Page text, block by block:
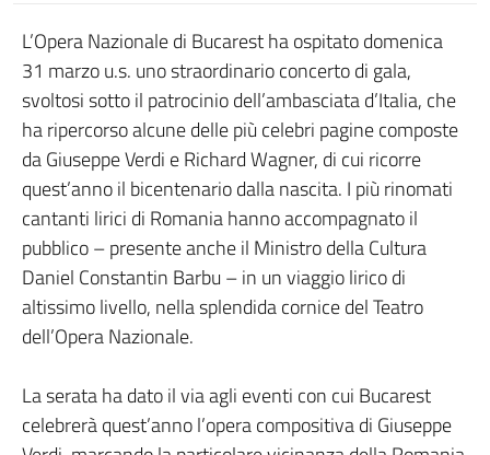
L’Opera Nazionale di Bucarest ha ospitato domenica
31 marzo u.s. uno straordinario concerto di gala,
svoltosi sotto il patrocinio dell’ambasciata d’Italia, che
ha ripercorso alcune delle più celebri pagine composte
da Giuseppe Verdi e Richard Wagner, di cui ricorre
quest’anno il bicentenario dalla nascita. I più rinomati
cantanti lirici di Romania hanno accompagnato il
pubblico – presente anche il Ministro della Cultura
Daniel Constantin Barbu – in un viaggio lirico di
altissimo livello, nella splendida cornice del Teatro
dell’Opera Nazionale.
La serata ha dato il via agli eventi con cui Bucarest
celebrerà quest’anno l’opera compositiva di Giuseppe